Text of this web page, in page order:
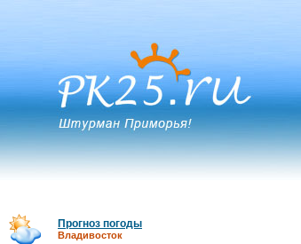
Прогноз погоды
Владивосток